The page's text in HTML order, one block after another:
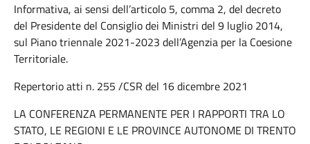
Informativa, ai sensi dell’articolo 5, comma 2, del decreto
del Presidente del Consiglio dei Ministri del 9 luglio 2014,
sul Piano triennale 2021-2023 dell’Agenzia per la Coesione
Territoriale.
Repertorio atti n. 255 /CSR del 16 dicembre 2021
LA CONFERENZA PERMANENTE PER I RAPPORTI TRA LO
STATO, LE REGIONI E LE PROVINCE AUTONOME DI TRENTO